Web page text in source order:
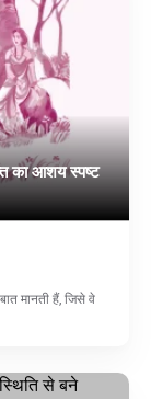
का आशय स्पष्ट
मानती हैं, जिसे वे